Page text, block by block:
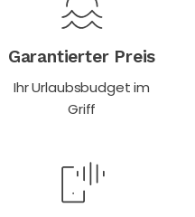
Garantierter Preis
Ihr Urlaubsbudget im
Griff